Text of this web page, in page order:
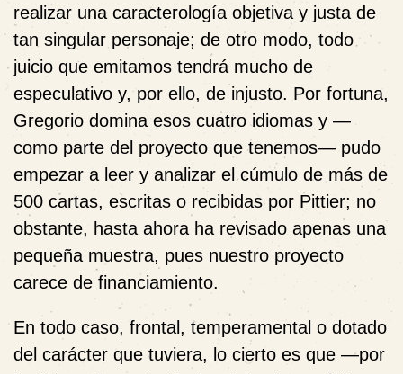
realizar una caracterología objetiva y justa de
tan singular personaje; de otro modo, todo
juicio que emitamos tendrá mucho de
especulativo y, por ello, de injusto. Por fortuna,
Gregorio domina esos cuatro idiomas y —
como parte del proyecto que tenemos— pudo
empezar a leer y analizar el cúmulo de más de
500 cartas, escritas o recibidas por Pittier; no
obstante, hasta ahora ha revisado apenas una
pequeña muestra, pues nuestro proyecto
carece de financiamiento.
En todo caso, frontal, temperamental o dotado
del carácter que tuviera, lo cierto es que —por